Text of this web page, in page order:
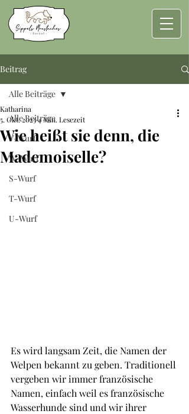
Beitrag
Alle Beiträge
V-Wurf
W-Wurf
S-Wurf
T-Wurf
U-Wurf
Alle Beiträge
Wie heißt sie denn, die
Mademoiselle?
Katharina
5. Okt. 20254 Min. Lesezeit
Es wird langsam Zeit, die Namen der
Welpen bekannt zu geben. Traditionell
vergeben wir immer französische
Namen, einfach weil es französische
Wasserhunde sind und wir ihrer